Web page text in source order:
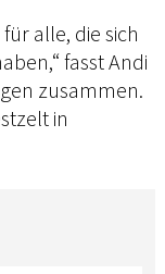
alle, die sich
fasst Andi
zusammen.
in